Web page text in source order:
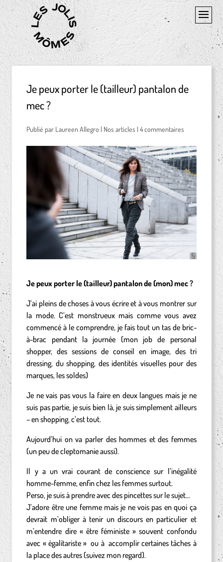
Je peux porter le (tailleur) pantalon de
mec ?
par Laureen Allegro | Nos articles |4 commentaires
Je peux porter le (tailleur) pantalon de (mon) mec ?
J’ai pleins de choses à vous écrire et à vous montrer sur
la mode. C’est monstrueux mais comme vous avez
commencé à le comprendre, je fais tout un tas de bric-
à-brac pendant la journée (mon job de personal
shopper, des sessions de conseil en image, des tri
dressing, du shopping, des identités visuelles pour des
marques, les soldes)
Je ne vais pas vous la faire en deux langues mais je ne
suis pas partie, je suis bien là, je suis simplement ailleurs
– en shopping, c’est tout.
Aujourd’hui on va parler des hommes et des femmes
(un peu de cleptomanie aussi).
Il y a un vrai courant de conscience sur l’inégalité
homme-femme, enfin chez les femmes surtout.
Perso, je suis à prendre avec des pincettes sur le sujet…
J’adore être une femme mais je ne vois pas en quoi ça
devrait m’obliger à tenir un discours en particulier et
m’entendre dire « être féministe » souvent confondu
avec « égalitariste » ou à accomplir certaines tâches à
la place des autres (suivez mon regard).